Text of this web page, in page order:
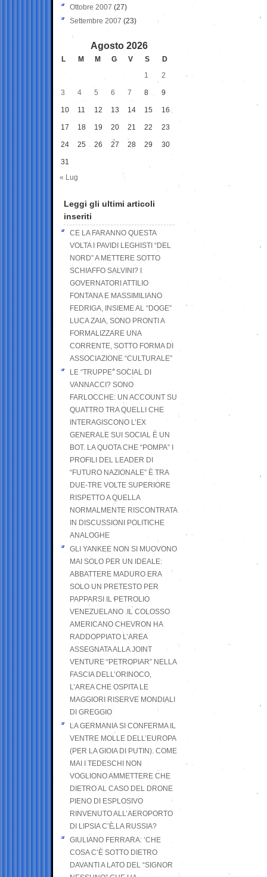
Ottobre 2007 (27)
Settembre 2007 (23)
Agosto 2026
L M M G V S
D
1
2
3 4 5 6 7 8 9
10 11 12 13 14 15 16
17 18 19 20 21 22 23
24 25 26 27 28 29 30
31
« Lug
Leggi gli ultimi articoli
inseriti
CE LA FARANNO QUESTA
VOLTA I PAVIDI LEGHISTI “DEL
NORD” A METTERE SOTTO
SCHIAFFO SALVINI? I
GOVERNATORI ATTILIO
FONTANA E MASSIMILIANO
FEDRIGA, INSIEME AL “DOGE”
LUCA ZAIA, SONO PRONTI A
FORMALIZZARE UNA
CORRENTE, SOTTO FORMA DI
ASSOCIAZIONE “CULTURALE”
LE “TRUPPE” SOCIAL DI
VANNACCI? SONO
FARLOCCHE: UN ACCOUNT SU
QUATTRO TRA QUELLI CHE
INTERAGISCONO L’EX
GENERALE SUI SOCIAL È UN
BOT. LA QUOTA CHE “POMPA” I
PROFILI DEL LEADER DI
“FUTURO NAZIONALE” È TRA
DUE-TRE VOLTE SUPERIORE
RISPETTO A QUELLA
NORMALMENTE RISCONTRATA
IN DISCUSSIONI POLITICHE
ANALOGHE
GLI YANKEE NON SI MUOVONO
MAI SOLO PER UN IDEALE:
ABBATTERE MADURO ERA
SOLO UN PRETESTO PER
PAPPARSI IL PETROLIO
VENEZUELANO .IL COLOSSO
AMERICANO CHEVRON HA
RADDOPPIATO L’AREA
ASSEGNATA ALLA JOINT
VENTURE “PETROPIAR” NELLA
FASCIA DELL’ORINOCO,
L’AREA CHE OSPITA LE
MAGGIORI RISERVE MONDIALI
DI GREGGIO
LA GERMANIA SI CONFERMA IL
VENTRE MOLLE DELL’EUROPA
(PER LA GIOIA DI PUTIN). COME
MAI I TEDESCHI NON
VOGLIONO AMMETTERE CHE
DIETRO AL CASO DEL DRONE
PIENO DI ESPLOSIVO
RINVENUTO ALL’AEROPORTO
DI LIPSIA C’È LA RUSSIA?
GIULIANO FERRARA: ’CHE
COSA C’È SOTTO DIETRO
DAVANTI A LATO DEL “SIGNOR